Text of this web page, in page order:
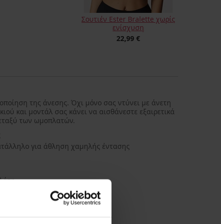
Σουτιέν Ester Bralette χωρίς
ενίσχυση
22,99 €
της άνεσης. Όχι μόνο σας ντύνει με άνετη
και μοντάλ σας κάνει να αισθάνεστε εξαιρετικά
των ωμοπλατών.
για άθληση χαμηλής έντασης